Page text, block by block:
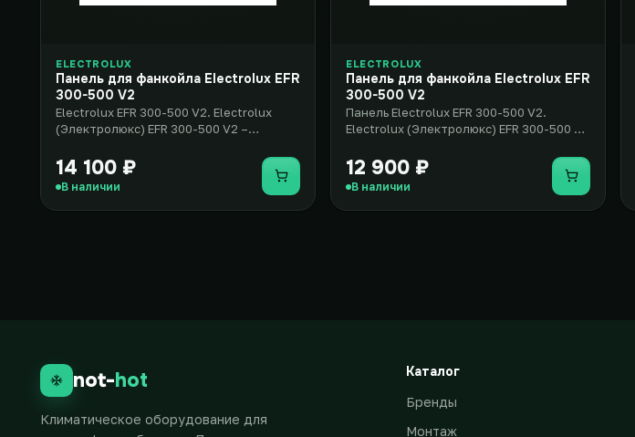
ELECTROLUX
Панель для фанкойла Electrolux EFR
300-500 V2
Electrolux EFR 300-500 V2. Electrolux
(Электролюкс) EFR 300-500 V2 –
14 100 ₽
В наличии Купить
ELECTROLUX
Панель для фанкойла Electrolux EFR
300-500 V2
Панель Electrolux EFR 300-500 V2.
Electrolux (Электролюкс) EFR 300-500 V2
12 900 ₽
В наличии Купить
not-hot
Климатическое оборудование для
Каталог
Бренды
Монтаж